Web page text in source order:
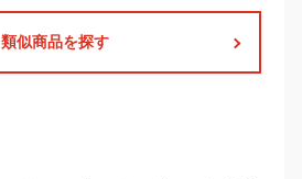
類似商品を探す